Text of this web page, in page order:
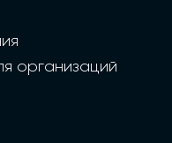
организаций